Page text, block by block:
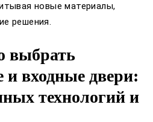
новые материалы,
решения.
выбрать
входные двери:
технологий и